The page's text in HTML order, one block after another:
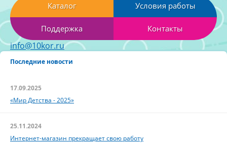
Каталог Условия работы
Поддержка Контакты
info@10kor.ru
Последние новости
17.09.2025
«Мир Детства - 2025»
25.11.2024
Интернет-магазин прекращает свою работу